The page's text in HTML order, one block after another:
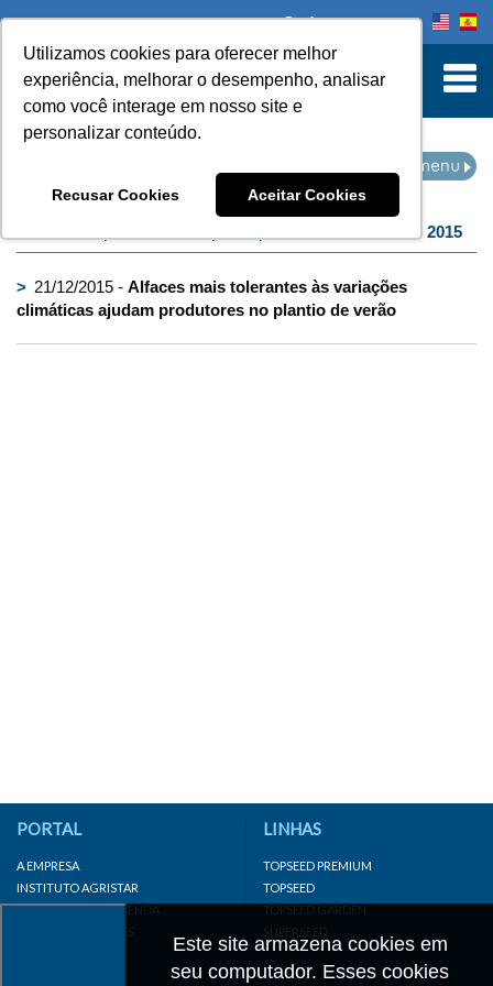
Utilizamos cookies para oferecer melhor
experiência, melhorar o desempenho, analisar
como você interage em nosso site e
personalizar conteúdo.
Recusar Cookies Aceitar Cookies
to Content
Onde comprar
dezembro de 2015
> 21/12/2015 - Alfaces mais tolerantes às variações
climáticas ajudam produtores no plantio de verão
Este site armazena cookies em
seu computador. Esses cookies
PORTAL
A EMPRESA
INSTITUTO AGRISTAR
DISTRIBUIDOR/REVENDA
LINKS IMPORTANTES
LINHAS
TOPSEED PREMIUM
TOPSEED
TOPSEED GARDEN
SUPERSEED